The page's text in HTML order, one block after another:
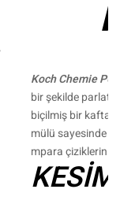
Koch Chemie
bir şekilde
biçilmiş bir
mülü sayesinde
mpara çiziklerini